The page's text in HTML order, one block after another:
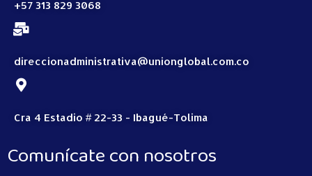
+57 313 829 3068
direccionadministrativa@unionglobal.com.co
Cra 4 Estadio # 22-33 - Ibagué-Tolima
Comunícate con nosotros